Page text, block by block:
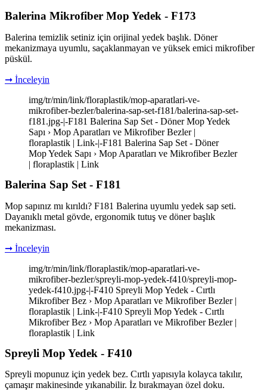
Balerina Mikrofiber Mop Yedek - F173
Balerina temizlik setiniz için orijinal yedek başlık. Döner
mekanizmaya uyumlu, saçaklanmayan ve yüksek emici mikrofiber
püskül.
➞ İnceleyin
img/tr/min/link/floraplastik/mop-aparatlari-ve-
mikrofiber-bezler/balerina-sap-set-f181/balerina-sap-set-
f181.jpg-|-F181 Balerina Sap Set - Döner Mop Yedek
Sapı › Mop Aparatları ve Mikrofiber Bezler |
floraplastik | Link-|-F181 Balerina Sap Set - Döner
Mop Yedek Sapı › Mop Aparatları ve Mikrofiber Bezler
| floraplastik | Link
Balerina Sap Set - F181
Mop sapınız mı kırıldı? F181 Balerina uyumlu yedek sap seti.
Dayanıklı metal gövde, ergonomik tutuş ve döner başlık
mekanizması.
➞ İnceleyin
img/tr/min/link/floraplastik/mop-aparatlari-ve-
mikrofiber-bezler/spreyli-mop-yedek-f410/spreyli-mop-
yedek-f410.jpg-|-F410 Spreyli Mop Yedek - Cırtlı
Mikrofiber Bez › Mop Aparatları ve Mikrofiber Bezler |
floraplastik | Link-|-F410 Spreyli Mop Yedek - Cırtlı
Mikrofiber Bez › Mop Aparatları ve Mikrofiber Bezler |
floraplastik | Link
Spreyli Mop Yedek - F410
Spreyli mopunuz için yedek bez. Cırtlı yapısıyla kolayca takılır,
çamaşır makinesinde yıkanabilir. İz bırakmayan özel doku.